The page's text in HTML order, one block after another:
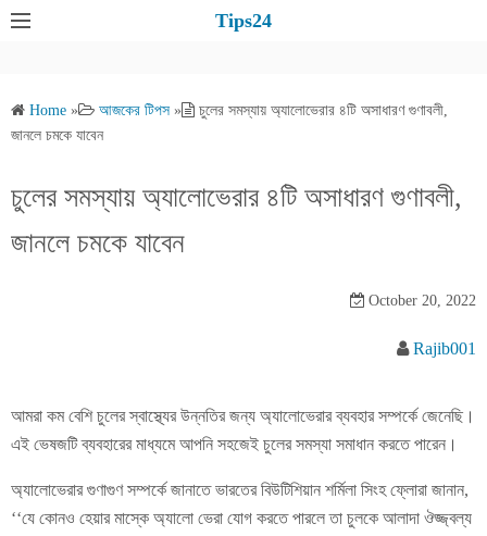
Tips24
Home » আজকের টিপস »
চুলের সমস্যায় অ্যালোভেরার ৪টি অসাধারণ গুণাবলী,
জানলে চমকে যাবেন
চুলের সমস্যায় অ্যালোভেরার ৪টি অসাধারণ গুণাবলী,
জানলে চমকে যাবেন
October 20, 2022
Rajib001
আমরা কম বেশি চুলের স্বাস্থ্যের উন্নতির জন্য অ্যালোভেরার ব্যবহার সম্পর্কে জেনেছি।
এই ভেষজটি ব্যবহারের মাধ্যমে আপনি সহজেই চুলের সমস্যা সমাধান করতে পারেন।
অ্যালোভেরার গুণাগুণ সম্পর্কে জানাতে ভারতের বিউটিশিয়ান শর্মিলা সিংহ ফ্লোরা জানান,
‘‘যে কোনও হেয়ার মাস্কে অ্যালো ভেরা যোগ করতে পারলে তা চুলকে আলাদা ঔজ্জ্বল্য